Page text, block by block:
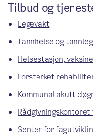
Tilbud og
Legevakt
Tannhelse og
Helsestasjon,
Forsterket
Kommunal akutt
Senter for